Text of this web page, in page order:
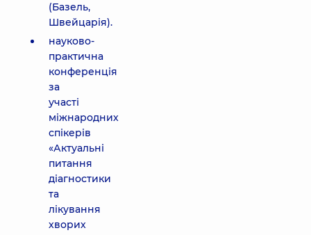
(Базель,
Швейцарія).
науково-
практична
конференція
за
участі
міжнародних
спікерів
«Актуальні
питання
діагностики
та
лікування
хворих